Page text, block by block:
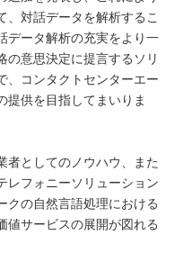
、対話データを解析するこ
データ解析の充実をより一
の意思決定に提言するソリ
、コンタクトセンターエー
提供を目指してまいりま
者としてのノウハウ、また
レフォニーソリューション
クの自然言語処理における
値サービスの展開が図れる